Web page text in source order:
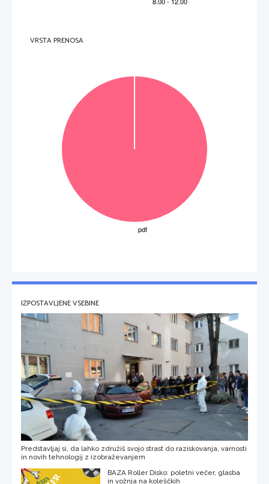
V sivo polje ne pišite
perforiran list
VRSTA PRENOSA
IZPOSTAVLJENE VSEBINE
Predstavljaj si, da lahko združiš svojo strast do raziskovanja, varnosti
in novih tehnologij z izobraževanjem
BAZA Roller Disko: poletni večer, glasba
in vožnja na koleščkih